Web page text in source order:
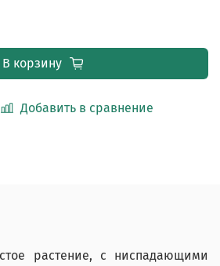
Добавить в сравнение
В корзину
растение, с ниспадающими